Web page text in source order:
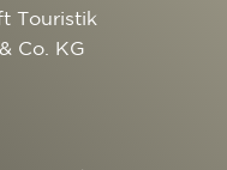
Touristik
Co. KG